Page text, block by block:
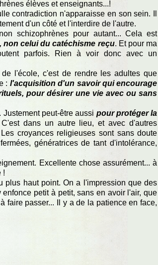
élèves et enseignants...!
contradiction n'apparaisse en son sein. Il
d'un côté et l'interdire de l'autre.
schizophrènes pour autant... Cela est
celui du catéchisme reçu. Et pour ma
parfois. Rien à voir donc avec un
l'école, c'est de rendre les adultes que
: l'acquisition d'un savoir qui encourage
pour désirer une vie avec ou sans
peut-être aussi pour protéger la
dans un autre lieu, et avec d'autres
croyances religieuses sont sans doute
génératrices de tant d'intolérance,
Excellente chose assurément... à
!
plus haut point. On a l'impression que des
petit à petit, sans en avoir l'air, que
faire passer... Il y a de la patience en face,